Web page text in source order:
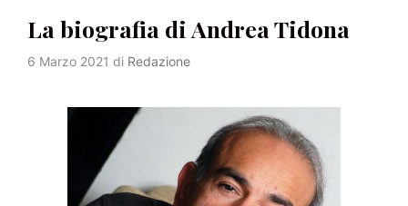
La biografia di Andrea Tidona
6 Marzo 2021 di Redazione